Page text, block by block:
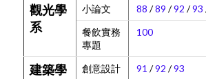
觀光學
系
小論文 88 /89 /92 /93
餐飲實務
專題
100
建築學
創意設計 91 /92 /93